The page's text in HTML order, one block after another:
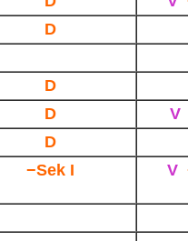
D
D
D V
D
−Sek I V